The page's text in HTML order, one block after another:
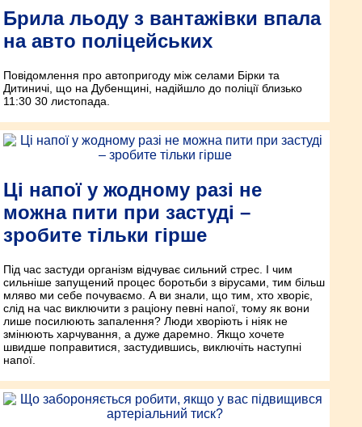
Брила льоду з вантажівки впала
на авто поліцейських
Повідомлення про автопригоду між селами Бірки та
Дитиничі, що на Дубенщині, надійшло до поліції близько
11:30 30 листопада.
Ці напої у жодному разі не
можна пити при застуді –
зробите тільки гірше
Під час застуди організм відчуває сильний стрес. І чим
сильніше запущений процес боротьби з вірусами, тим більш
мляво ми себе почуваємо. А ви знали, що тим, хто хворіє,
слід на час виключити з раціону певні напої, тому як вони
лише посилюють запалення? Люди хворіють і ніяк не
змінюють харчування, а дуже даремно. Якщо хочете
швидше поправитися, застудившись, виключіть наступні
напої.